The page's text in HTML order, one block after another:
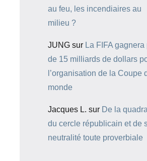
au feu, les incendiaires au
milieu ?
JUNG sur La FIFA gagnera
de 15 milliards de dollars
l’organisation de la Coupe
monde
Jacques L. sur De la
du cercle républicain et de
neutralité toute proverbiale